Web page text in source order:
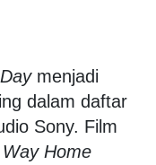
menjadi
dalam daftar
Sony. Film
Home